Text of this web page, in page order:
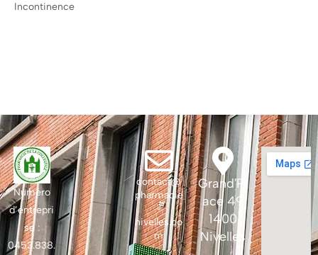
Incontinence
Numéro
d’entrepri
se :
0453.838.
contact@
pharmacie
-
nivelles.co
m
Grand'Pl
ace 49
1400
Nivelles